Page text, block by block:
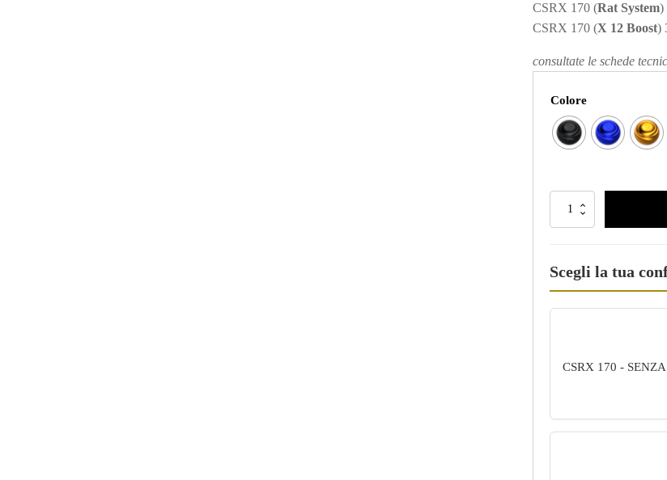
CSRX 170 (Rat System)
CSRX 170 (X 12 Boost)
consultate le schede
Colore
Scegli la tua
CSRX 170 -